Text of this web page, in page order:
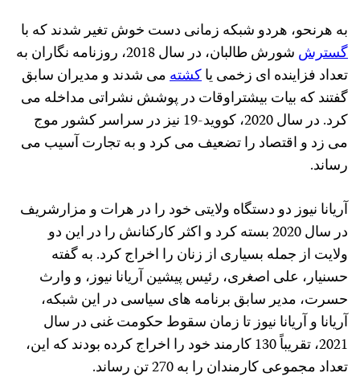
به هرنحو، هردو شبکه زمانی دست خوش تغیر شدند که با
گسترش
شورش طالبان، در سال 2018، روزنامه‌ نگاران به
تعداد فزاینده‌ ای زخمی یاکشتهمی شدند و مدیران سابق
گفتند که بیات بیشتراوقات در پوشش نشراتی مداخله می
کرد. در سال 2020، کووید-19 نیز در سراسر کشور موج
می زد و اقتصاد را تضعیف می کرد و به تجارت آسیب می
رساند.
آریانا نیوز دو دستگاه ولایتی خود را در هرات و مزارشریف
در سال 2020 بسته کرد و اکثر کارکنانش را در این دو
ولایت از جمله بسیاری از زنان را اخراج کرد. به گفته
حسنیار، علی اصغری، رئیس پیشین آریانا نیوز، و وارث
حسرت، مدیر سابق برنامه های سیاسی در این شبکه،
آریانا و آریانا نیوز تا زمان سقوط حکومت غنی در سال
2021، تقریباً 130 کارمند خود را اخراج کرده بودند که این،
تعداد مجموعی کارمندان را به 270 تن رساند.